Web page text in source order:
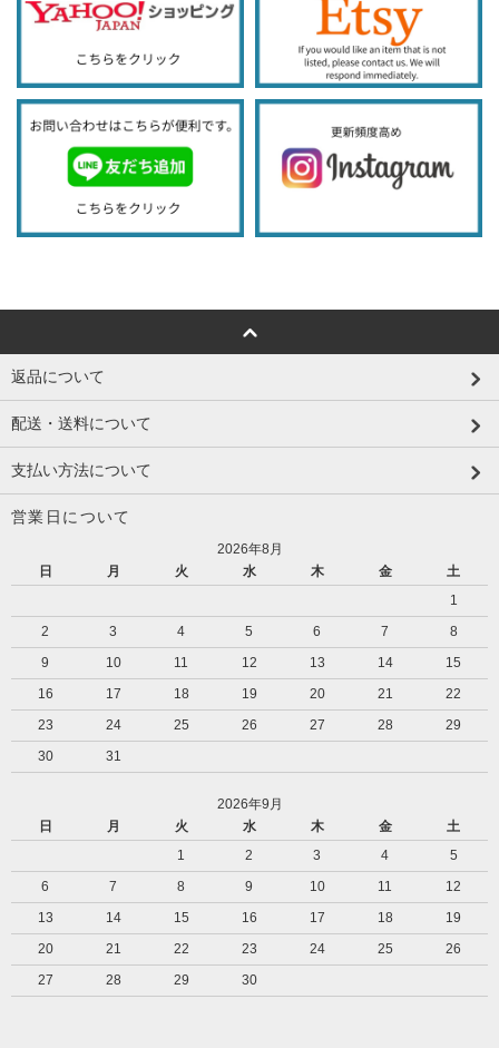
返品について
配送・送料について
支払い方法について
営業日について
2026年8月
日
月 火 水 木 金
土
1
2
3 4 5 6 7
8
9
10 11 12 13 14
15
16
17 18 19 20 21
22
23
24 25 26 27 28
29
30
31
2026年9月
日
月 火 水 木 金
土
1
2 3 4
5
6
7 8 9 10 11
12
13
14 15 16 17 18
19
20
21 22 23 24 25
26
27
28 29 30